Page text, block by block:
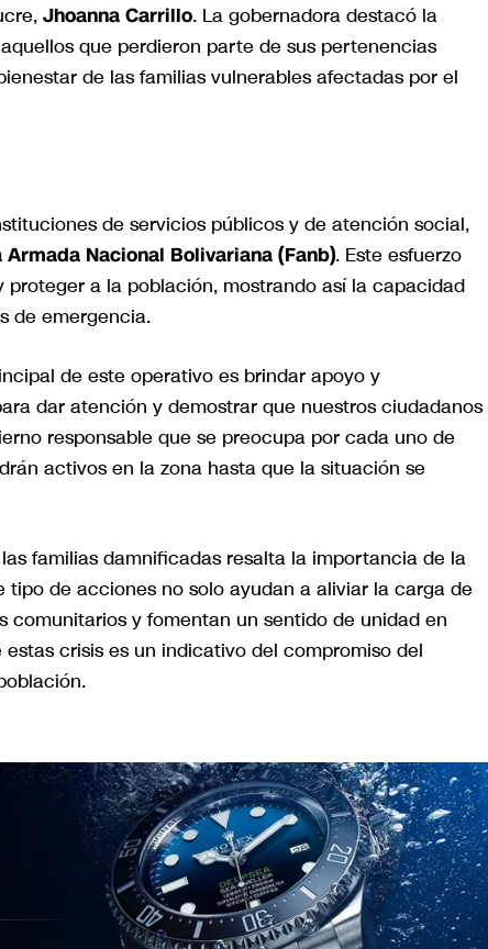
Jhoanna Carrillo. La gobernadora destacó la
que perdieron parte de sus pertenencias
de las familias vulnerables afectadas por el
de servicios públicos y de atención social,
Armada Nacional Bolivariana (Fanb). Este esfuerzo
a la población, mostrando así la capacidad
de emergencia.
de este operativo es brindar apoyo y
dar atención y demostrar que nuestros ciudadanos
responsable que se preocupa por cada uno de
activos en la zona hasta que la situación se
familias damnificadas resalta la importancia de la
de acciones no solo ayudan a aliviar la carga de
y fomentan un sentido de unidad en
crisis es un indicativo del compromiso del